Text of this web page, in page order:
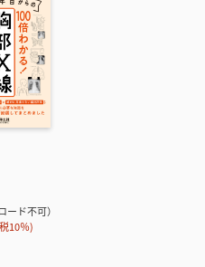
ド不可）
10％)